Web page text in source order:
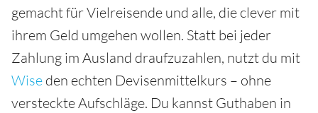
gemacht für Vielreisende und alle, die clever mit
ihrem Geld umgehen wollen. Statt bei jeder
Zahlung im Ausland draufzuzahlen, nutzt du mit
Wise den echten Devisenmittelkurs – ohne
versteckte Aufschläge. Du kannst Guthaben in